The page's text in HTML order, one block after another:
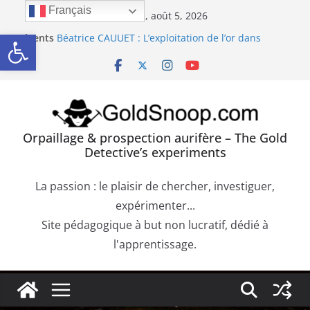
Ouvrir la barre d’outils
Passer
contenu
mercredi, août 5, 2026
Récents
:
Béatrice CAUUET : L’exploitation de l’or dans
Précipité de la Pourpre de Cassius. Comment
Trouver de l’or sur les failles du bedrock dans les
dépôts aurifères et les moquettes de racines
Orpaillage : chercher de l’or dans les alluvions
entre des obstacles
Orpaillage : chercher de l’or dans les dépôts sur le
Orpaillage & prospection aurifère – The Gold
Detective’s experiments
La passion : le plaisir de chercher, investiguer,
expérimenter...
Site pédagogique à but non lucratif, dédié à
l'apprentissage.
Français